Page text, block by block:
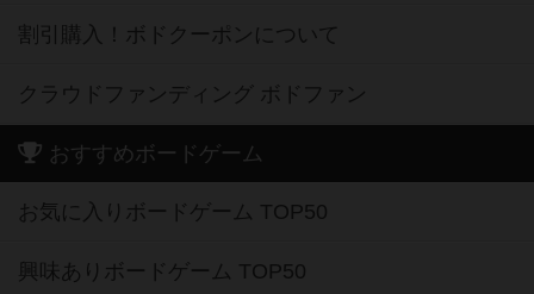
割引購入！ボドクーポンについて
クラウドファンディング ボドファン
おすすめボードゲーム
お気に入りボードゲーム TOP50
興味ありボードゲーム TOP50